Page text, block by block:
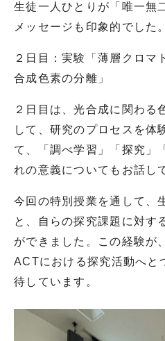
生徒一人ひとりが「唯一無
メッセージも印象的でした。
２日目：実験「薄層クロマ
合成色素の分離」
２日目は、光合成に関わる
して、研究のプロセスを体
て、「調べ学習」「探究」
れの意義についてもお話し
今回の特別授業を通して、
と、自らの探究課題に対す
ができました。この経験が
ACTにおける探究活動へと
待しています。